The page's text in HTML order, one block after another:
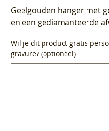
Geelgouden hanger met
en een gediamanteerde
Wil je dit product gratis
gravure? (optioneel)